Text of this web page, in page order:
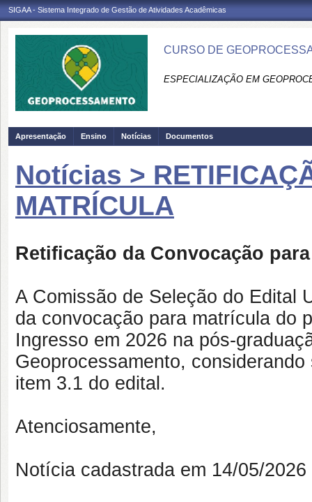
SIGAA - Sistema Integrado de Gestão de Atividades Acadêmicas
CURSO DE
ESPECIALIZAÇÃO EM
Apresentação Ensino Notícias Documentos
Notícias >
MATRÍCULA
Retificação da Convocação
A Comissão de Seleção do Edital
da convocação para matrícula do
Ingresso em 2026 na pós-
Geoprocessamento,
item 3.1 do edital.
Atenciosamente,
Notícia cadastrada em 14/05/